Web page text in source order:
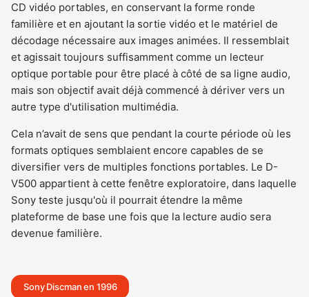
CD vidéo portables, en conservant la forme ronde
familière et en ajoutant la sortie vidéo et le matériel de
décodage nécessaire aux images animées. Il ressemblait
et agissait toujours suffisamment comme un lecteur
optique portable pour être placé à côté de sa ligne audio,
mais son objectif avait déjà commencé à dériver vers un
autre type d'utilisation multimédia.
Cela n’avait de sens que pendant la courte période où les
formats optiques semblaient encore capables de se
diversifier vers de multiples fonctions portables. Le D-
V500 appartient à cette fenêtre exploratoire, dans laquelle
Sony teste jusqu'où il pourrait étendre la même
plateforme de base une fois que la lecture audio sera
devenue familière.
Sony Discman en 1996